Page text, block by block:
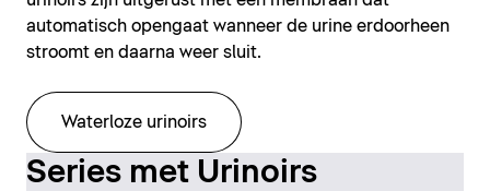
automatisch opengaat wanneer de urine erdoorheen
stroomt en daarna weer sluit.
Waterloze urinoirs
Series met Urinoirs